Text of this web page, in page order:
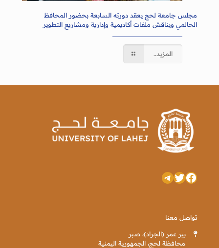
مجلس جامعة لحج يعقد دورته السابعة بحضور المحافظ
الحالمي ويناقش ملفات أكاديمية وإدارية ومشاريع التطوير
المزيد..
فيسبوك
تويترتيليجرام
تواصل معنا
بير عمر (الجراد)، صبر
محافظة لحج، الجمهورية اليمنية